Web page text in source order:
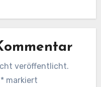
veröffentlicht.
* markiert